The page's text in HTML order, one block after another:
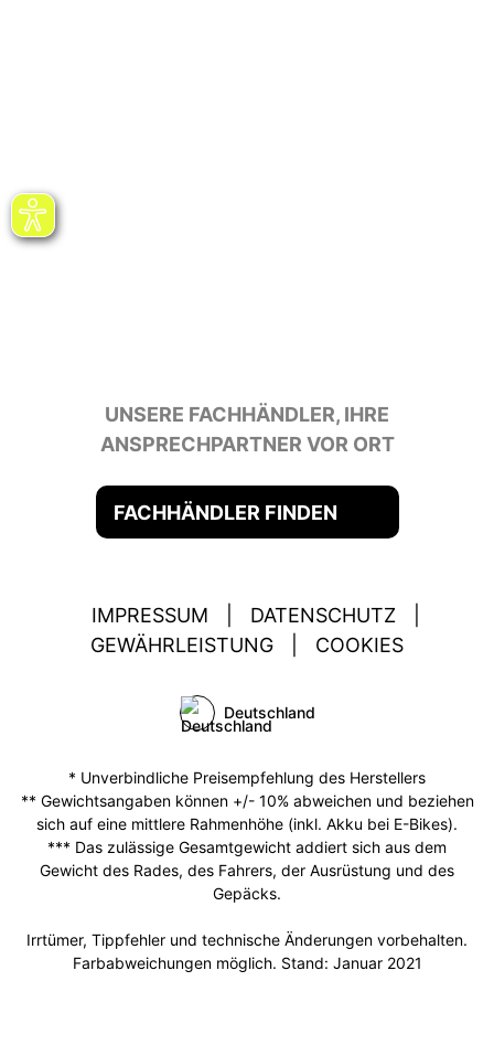
UNSERE FACHHÄNDLER, IHRE
ANSPRECHPARTNER VOR ORT
FACHHÄNDLER FINDEN
IMPRESSUM DATENSCHUTZ
GEWÄHRLEISTUNG
COOKIES
Deutschland
* Unverbindliche Preisempfehlung des Herstellers
** Gewichtsangaben können +/- 10% abweichen und beziehen
sich auf eine mittlere Rahmenhöhe (inkl. Akku bei E-Bikes).
*** Das zulässige Gesamtgewicht addiert sich aus dem
Gewicht des Rades, des Fahrers, der Ausrüstung und des
Gepäcks.
Irrtümer, Tippfehler und technische Änderungen vorbehalten.
Farbabweichungen möglich. Stand: Januar 2021